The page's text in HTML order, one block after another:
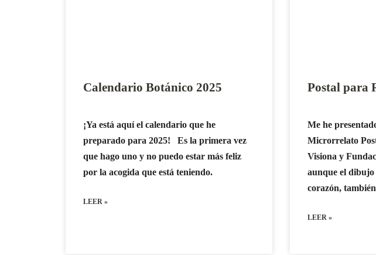
Calendario Botánico 2025
¡Ya está aquí el calendario que he
preparado para 2025! Es la primera vez
que hago uno y no puedo estar más feliz
por la acogida que está teniendo.
LEER »
Postal para
Me he
Microrrelato
Visiona y
aunque el dibujo
corazón,
LEER »